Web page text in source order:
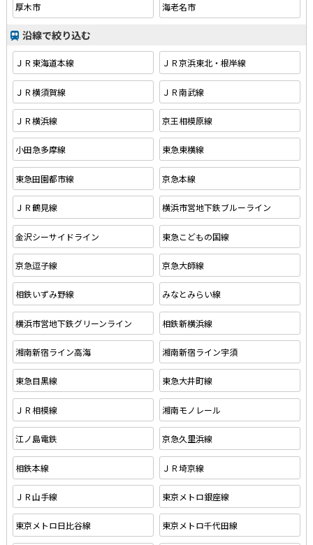
厚木市 海老名市
沿線で絞り込む
ＪＲ東海道本線 ＪＲ京浜東北・根岸線
ＪＲ横須賀線 ＪＲ南武線
ＪＲ横浜線 京王相模原線
小田急多摩線 東急東横線
東急田園都市線 京急本線
ＪＲ鶴見線 横浜市営地下鉄ブルーライン
金沢シーサイドライン 東急こどもの国線
京急逗子線 京急大師線
相鉄いずみ野線 みなとみらい線
横浜市営地下鉄グリーンライン 相鉄新横浜線
湘南新宿ライン高海 湘南新宿ライン宇須
東急目黒線 東急大井町線
ＪＲ相模線 湘南モノレール
江ノ島電鉄 京急久里浜線
相鉄本線 ＪＲ埼京線
ＪＲ山手線 東京メトロ銀座線
東京メトロ日比谷線 東京メトロ千代田線